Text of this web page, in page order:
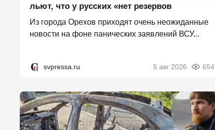
льют, что у русских «нет резервов
Из города Орехов приходят очень неожиданные
новости на фоне панических заявлений ВСУ...
svpressa.ru 5 авг 2026 654